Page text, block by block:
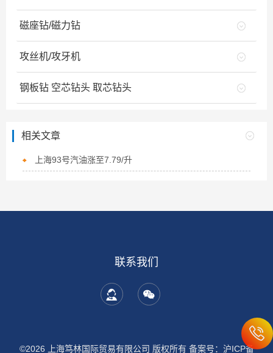
磁座钻/磁力钻
攻丝机/攻牙机
钢板钻 空芯钻头 取芯钻头
相关文章
上海93号汽油涨至7.79/升
联系我们
©2026 上海笃林国际贸易有限公司 版权所有 备案号：沪ICP备